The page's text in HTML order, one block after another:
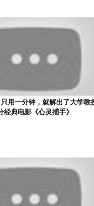
只用一分钟，就解出了大学教
典电影《心灵捕手》